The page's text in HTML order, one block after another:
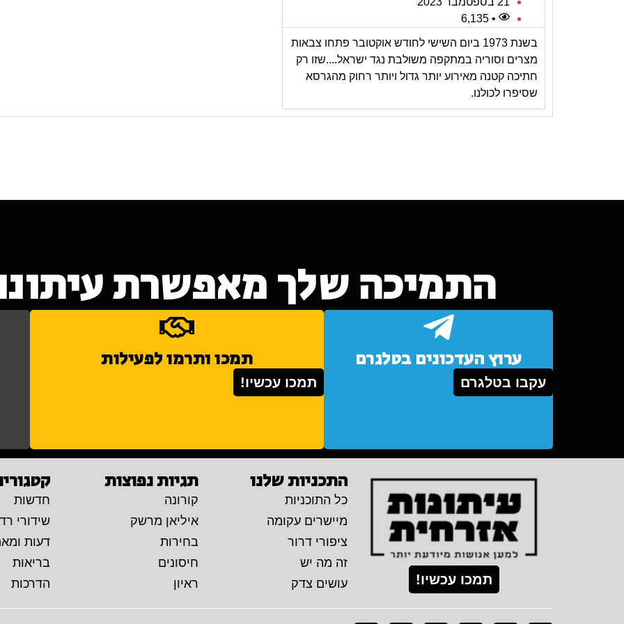
• 6,135
בשנת 1973 ביום השישי לחודש אוקטובר פתחו צבאות
מצרים וסוריה במתקפה משולבת נגד ישראל....שזו רק
חתיכה קטנה מאירוע יותר גדול ויותר רחוק מהגרסא
שסיפרו לכולנו.
התמיכה שלך מאפשרת
ערוץ העדכונים בטלגרם
עקבו בטלגרם
תמכו ותרמו לפעילות
תמכו עכשיו!
תמכו עכשיו!
התכניות שלנו
כל התוכניות
מיישרים עקומה
ציפורי דרור
זה מה יש
עושים צדק
תגיות נפוצות
קורונה
איליאן מרשק
בחירות
חיסונים
ראיון
חדשות
שידורי
דעות
בריאות
הדרכות